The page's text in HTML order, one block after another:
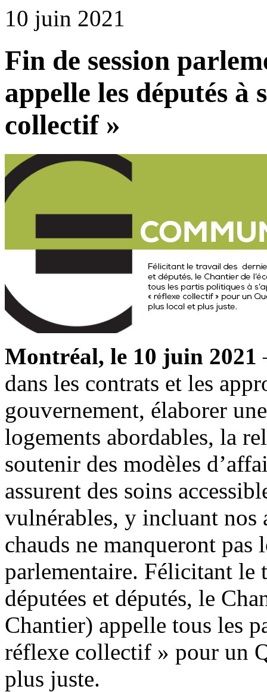
10 juin 2021
Fin de session
appelle les députés à
collectif »
Montréal, le 10 juin 2021
dans les contrats et les
gouvernement, élaborer
logements abordables, la
soutenir des modèles
assurent des soins
vulnérables, y incluant nos
chauds ne manqueront pas
parlementaire. Félicitant le
députées et députés, le
Chantier) appelle tous les
réflexe collectif » pour un
plus juste.